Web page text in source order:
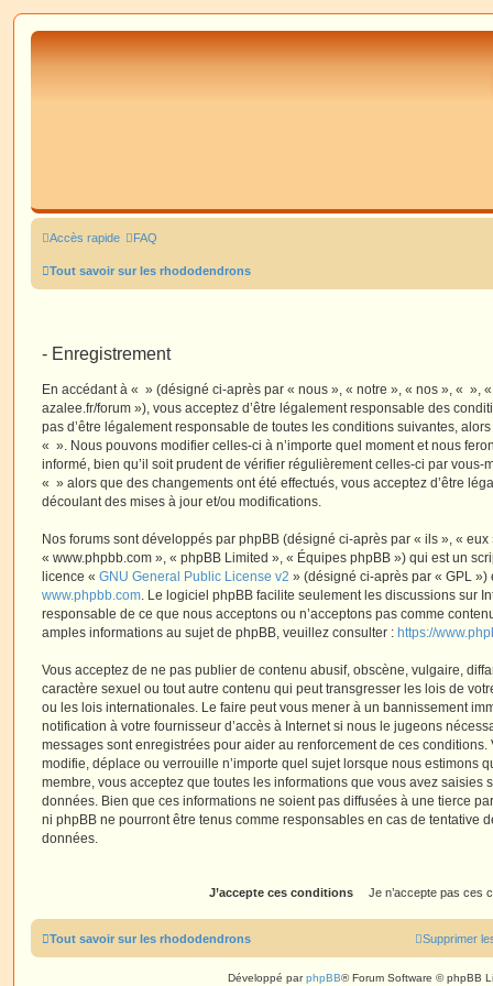
Accès rapide FAQ
Tout savoir sur les rhododendrons
- Enregistrement
En accédant à « » (désigné ci-après par « nous », « notre », « nos », « »,
azalee.fr/forum »), vous acceptez d’être légalement responsable des
pas d’être légalement responsable de toutes les conditions suivantes,
« ». Nous pouvons modifier celles-ci à n’importe quel moment et nous
informé, bien qu’il soit prudent de vérifier régulièrement celles-ci par vous-
« » alors que des changements ont été effectués, vous acceptez d’être
découlant des mises à jour et/ou modifications.
Nos forums sont développés par phpBB (désigné ci-après par « ils », «
« www.phpbb.com », « phpBB Limited », « Équipes phpBB ») qui est un
licence « GNU General Public License v2 » (désigné ci-après par « GPL
www.phpbb.com . Le logiciel phpBB facilite seulement les discussions sur
responsable de ce que nous acceptons ou n’acceptons pas comme
amples informations au sujet de phpBB, veuillez consulter : https://
Vous acceptez de ne pas publier de contenu abusif, obscène, vulgaire,
caractère sexuel ou tout autre contenu qui peut transgresser les lois de
ou les lois internationales. Le faire peut vous mener à un bannissement
notification à votre fournisseur d’accès à Internet si nous le jugeons
messages sont enregistrées pour aider au renforcement de ces
modifie, déplace ou verrouille n’importe quel sujet lorsque nous estimons
membre, vous acceptez que toutes les informations que vous avez saisies
données. Bien que ces informations ne soient pas diffusées à une tierce
ni phpBB ne pourront être tenus comme responsables en cas de tentative
données.
Tout savoir sur les rhododendrons Supprimer
Développé parphpBB® Forum Software © phpBB